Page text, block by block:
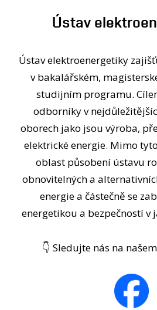
LABORATOŘE
KONFERENCE A SOUTĚŽE
KONTAKT
Ústav
Ústav elektroenergetiky
v bakalářském,
studijním programu.
odborníky v
oborech jako jsou výroba,
elektrické energie. Mimo
oblast působení ústavu
obnovitelných a
energie a částečně se
energetikou a bezpečností v
👇 Sledujte nás na